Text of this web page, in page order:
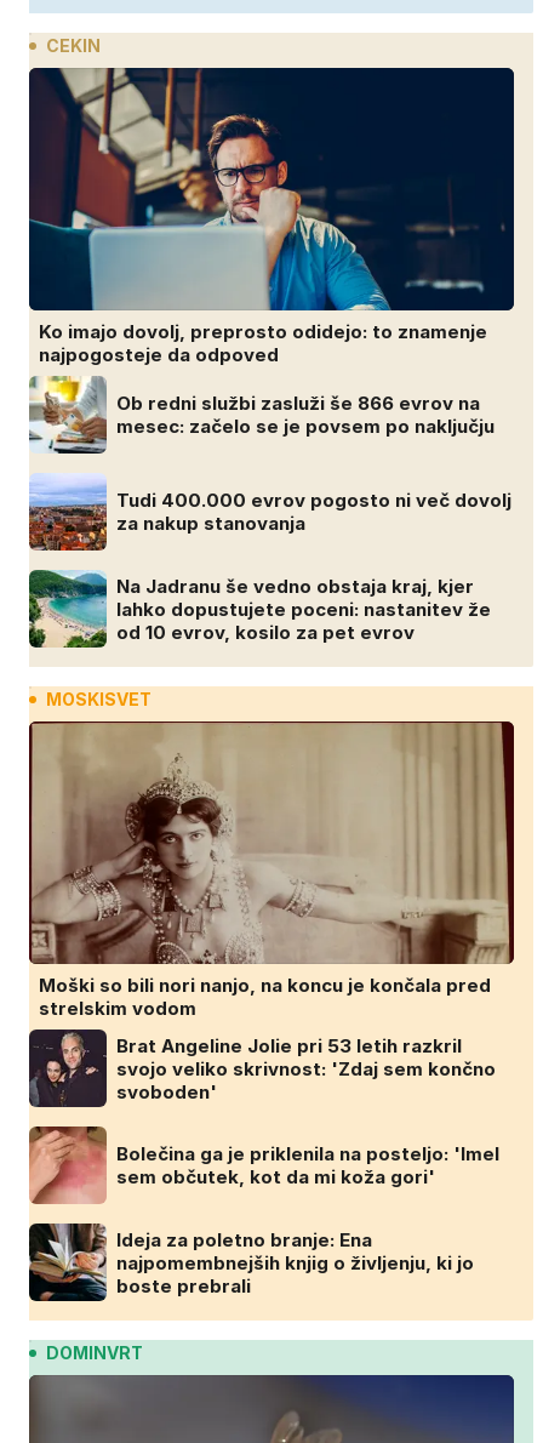
CEKIN
Ko imajo dovolj, preprosto odidejo: to znamenje
najpogosteje da odpoved
Ob redni službi zasluži še 866 evrov na
mesec: začelo se je povsem po naključju
Tudi 400.000 evrov pogosto ni več dovolj
za nakup stanovanja
Na Jadranu še vedno obstaja kraj, kjer
lahko dopustujete poceni: nastanitev že
od 10 evrov, kosilo za pet evrov
MOSKISVET
Moški so bili nori nanjo, na koncu je končala pred
strelskim vodom
Brat Angeline Jolie pri 53 letih razkril
svojo veliko skrivnost: 'Zdaj sem končno
svoboden'
Bolečina ga je priklenila na posteljo: 'Imel
sem občutek, kot da mi koža gori'
Ideja za poletno branje: Ena
najpomembnejših knjig o življenju, ki jo
boste prebrali
DOMINVRT